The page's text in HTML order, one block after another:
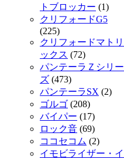
トブロッカー (1)
クリフォードG5
(225)
クリフォードマトリ
ックス (72)
パンテーラＺシリー
ズ (473)
パンテーラSX (2)
ゴルゴ (208)
バイパー (17)
ロック音 (69)
ココセコム (2)
イモビライザー・イ